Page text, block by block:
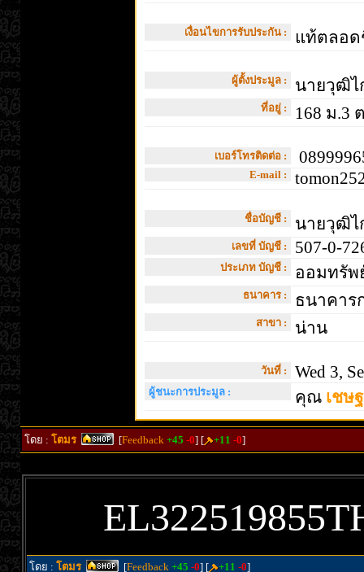
เงื่อนไขการรับประกัน : แท้ตลอ
ผู้ตั้งประมูล : นายวุฒิไ
ที่อยู่ : 168 ม.3
เบอร์โทรติดต่อ :
E-mail :
ชื่อบัญชี : นายวุฒิไ
เลขที่ บัญชี : 507-0-
ประเภท บัญชี : ออมทรัพ
ธนาคาร : ธนาคาร
สาขา : น่าน
วันที่ : Wed 3,
ผู้ชนะการประมูล : คุณ เชษ
โดย : โตมร [Feedback +45 -0] [ +11 -0]
โดย : โตมร [Feedback +45 -0] [ +11 -0]